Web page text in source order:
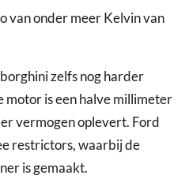
van onder meer Kelvin van
zelfs nog harder
is een halve millimeter
vermogen oplevert. Ford
restrictors, waarbij de
is gemaakt.